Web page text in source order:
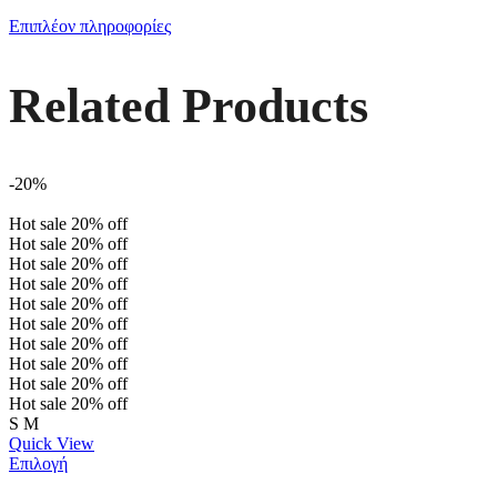
Επιπλέον πληροφορίες
Related Products
-20%
Hot sale 20% off
Hot sale 20% off
Hot sale 20% off
Hot sale 20% off
Hot sale 20% off
Hot sale 20% off
Hot sale 20% off
Hot sale 20% off
Hot sale 20% off
Hot sale 20% off
S M
Quick View
Επιλογή